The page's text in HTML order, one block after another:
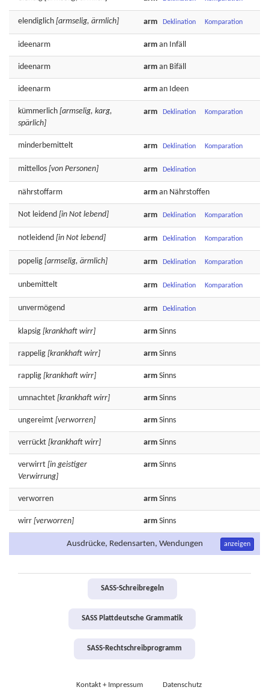
elendiglich [armselig, ärmlich] arm Deklination Komparation
ideenarm arm an Infäll
ideenarm arm an Bifäll
ideenarm arm an Ideen
kümmerlich [armselig, karg,
spärlich]
arm Deklination Komparation
minderbemittelt arm Deklination Komparation
mittellos [von Personen] arm Deklination
nährstoffarm arm an Nährstoffen
Not leidend [in Not lebend] arm Deklination Komparation
notleidend [in Not lebend] arm Deklination Komparation
popelig [armselig, ärmlich] arm Deklination Komparation
unbemittelt arm Deklination Komparation
unvermögend arm Deklination
klapsig [krankhaft wirr] arm Sinns
rappelig [krankhaft wirr] arm Sinns
rapplig [krankhaft wirr] arm Sinns
umnachtet [krankhaft wirr] arm Sinns
ungereimt [verworren] arm Sinns
verrückt [krankhaft wirr] arm Sinns
verwirrt [in geistiger
Verwirrung]
arm Sinns
verworren arm Sinns
wirr [verworren] arm Sinns
Ausdrücke, Redensarten, Wendungen anzeigen
SASS-Schreibregeln
SASS Plattdeutsche Grammatik
SASS-Rechtschreibprogramm
Kontakt + Impressum Datenschutz